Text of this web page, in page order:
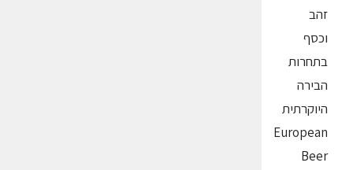
זהב
וכסף
בתחרות
הבירה
היוקרתית
European
Beer